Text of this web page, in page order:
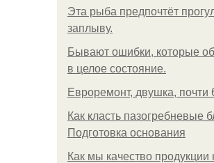
Эта рыба предпочтёт
заплыву.
Бывают ошибки, которые
в целое состояние.
Евроремонт, двушка, почти
Как класть пазогребневые
Подготовка основания
Как мы качество продукции